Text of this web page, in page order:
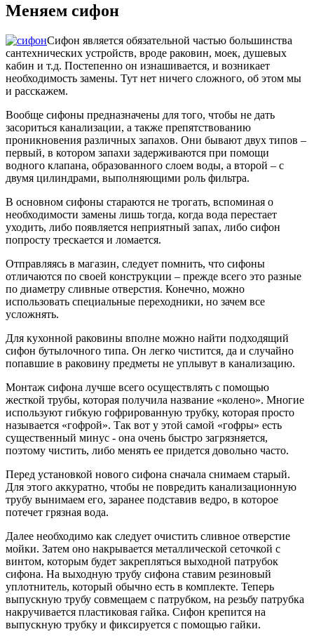
Меняем сифон
Сифон является обязательной частью большинства
сантехнических устройств, вроде раковин, моек, душевых
кабин и т.д. Постепенно он изнашивается, и возникает
необходимость замены. Тут нет ничего сложного, об этом мы
и расскажем.
Вообще сифоны предназначены для того, чтобы не дать
засориться канализации, а также препятствованию
проникновения различных запахов. Они бывают двух типов –
первый, в котором запахи задерживаются при помощи
водного клапана, образованного слоем воды, а второй – с
двумя цилиндрами, выполняющими роль фильтра.
В основном сифоны стараются не трогать, вспоминая о
необходимости замены лишь тогда, когда вода перестает
уходить, либо появляется неприятный запах, либо сифон
попросту трескается и ломается.
Отправляясь в магазин, следует помнить, что сифоны
отличаются по своей конструкции – прежде всего это разные
по диаметру сливные отверстия. Конечно, можно
использовать специальные переходники, но зачем все
усложнять.
Для кухонной раковины вполне можно найти подходящий
сифон бутылочного типа. Он легко чистится, да и случайно
попавшие в раковину предметы не уплывут в канализацию.
Монтаж сифона лучше всего осуществлять с помощью
жесткой трубы, которая получила название «колено». Многие
используют гибкую гофрированную трубку, которая просто
называется «гофрой». Так вот у этой самой «гофры» есть
существенный минус - она очень быстро загрязняется,
поэтому чистить, либо менять ее придется довольно часто.
Перед установкой нового сифона сначала снимаем старый.
Для этого аккуратно, чтобы не повредить канализационную
трубу вынимаем его, заранее подставив ведро, в которое
потечет грязная вода.
Далее необходимо как следует очистить сливное отверстие
мойки. Затем оно накрывается металлической сеточкой с
винтом, которым будет закрепляться выходной патрубок
сифона. На выходную трубу сифона ставим резиновый
уплотнитель, который обычно есть в комплекте. Теперь
выпускную трубу совмещаем с патрубком, на резьбу патрубка
накручивается пластиковая гайка. Сифон крепится на
выпускную трубку и фиксируется с помощью гайки.